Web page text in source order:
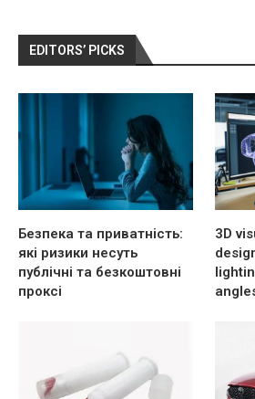
EDITORS’ PICKS
Безпека та приватність:
які ризики несуть
публічні та безкоштовні
проксі
3D